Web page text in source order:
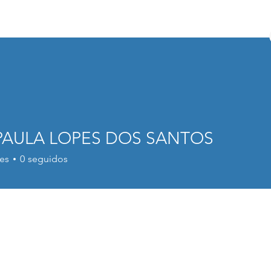
LOPES DOS SANTOS
LOPES DOS SANTOS
0 seguidos